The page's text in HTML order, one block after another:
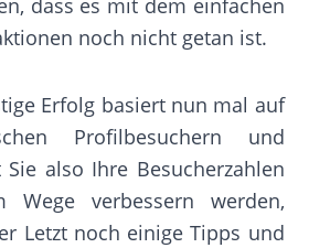
dass es mit dem einfachen
noch nicht getan ist.
Erfolg basiert nun mal auf
Profilbesuchern und
also Ihre Besucherzahlen
Wege verbessern werden,
Letzt noch einige Tipps und